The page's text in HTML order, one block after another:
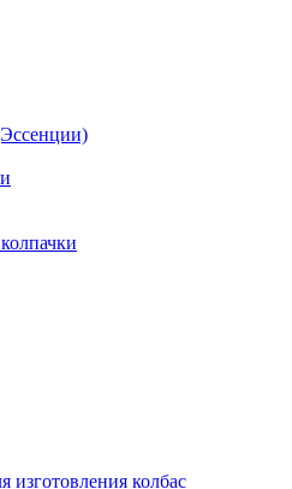
изготовления колбас